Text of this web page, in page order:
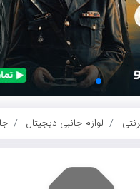
لوازم جانبی دیجیتال